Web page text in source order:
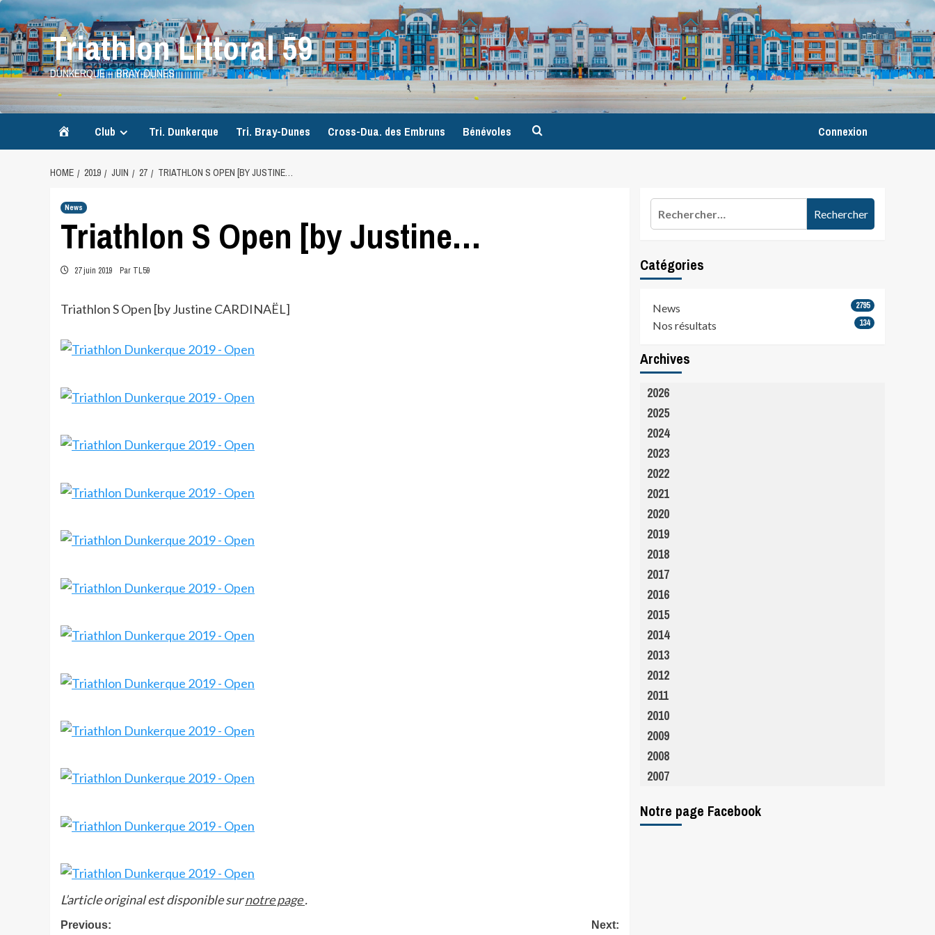
Skip
to
content
Triathlon Littoral 59
DUNKERQUE – BRAY-DUNES
Accueil
Club Tri. Dunkerque Tri. Bray-Dunes Cross-Dua. des Embruns Bénévoles Connexion
HOME 2019 JUIN 27 TRIATHLON S OPEN [BY JUSTINE…
News
Triathlon S Open [by Justine…
27 juin 2019 Par TL59
Triathlon S Open [by Justine CARDINAËL]
L’article original est disponible surnotre page.
Post
Previous: Next:
Catégories
News 2795
Nos résultats 134
Archives
2026
2025
2024
2023
2022
2021
2020
2019
2018
2017
2016
2015
2014
2013
2012
2011
2010
2009
2008
2007
Notre page Facebook